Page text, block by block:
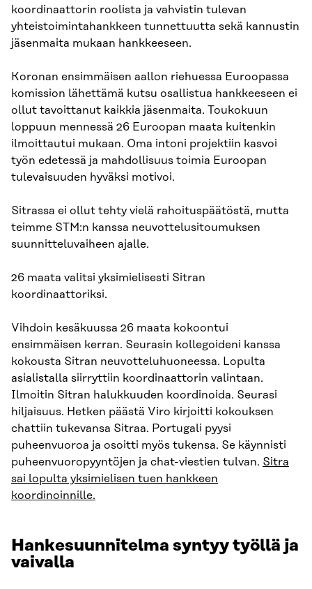
koordinaattorin roolista ja vahvistin tulevan
yhteistoimintahankkeen tunnettuutta sekä kannustin
jäsenmaita mukaan hankkeeseen.
Koronan ensimmäisen aallon riehuessa Euroopassa
komission lähettämä kutsu osallistua hankkeeseen ei
ollut tavoittanut kaikkia jäsenmaita. Toukokuun
loppuun mennessä 26 Euroopan maata kuitenkin
ilmoittautui mukaan. Oma intoni projektiin kasvoi
työn edetessä ja mahdollisuus toimia Euroopan
tulevaisuuden hyväksi motivoi.
Sitrassa ei ollut tehty vielä rahoituspäätöstä, mutta
teimme STM:n kanssa neuvottelusitoumuksen
suunnitteluvaiheen ajalle.
26 maata valitsi yksimielisesti Sitran
koordinaattoriksi.
Vihdoin kesäkuussa 26 maata kokoontui
ensimmäisen kerran. Seurasin kollegoideni kanssa
kokousta Sitran neuvotteluhuoneessa. Lopulta
asialistalla siirryttiin koordinaattorin valintaan.
Ilmoitin Sitran halukkuuden koordinoida. Seurasi
hiljaisuus. Hetken päästä Viro kirjoitti kokouksen
chattiin tukevansa Sitraa. Portugali pyysi
puheenvuoroa ja osoitti myös tukensa. Se käynnisti
puheenvuoropyyntöjen ja chat-viestien tulvan. Sitra
sai lopulta yksimielisen tuen hankkeen
koordinoinnille.
Hankesuunnitelma syntyy työllä ja
vaivalla